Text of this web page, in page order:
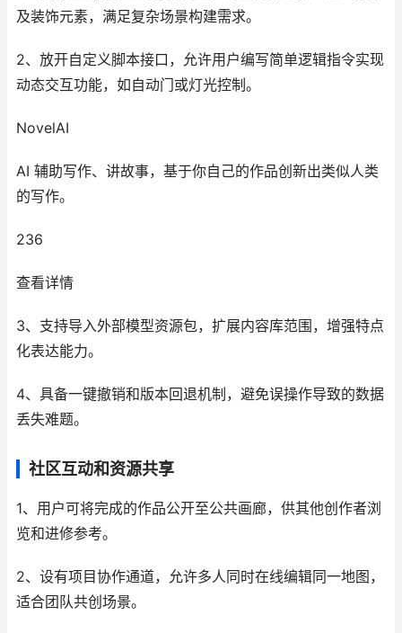
及装饰元素，满足复杂场景构建需求。
2、放开自定义脚本接口，允许用户编写简单逻辑指令实现
动态交互功能，如自动门或灯光控制。
NovelAI
AI 辅助写作、讲故事，基于你自己的作品创新出类似人类
的写作。
236
查看详情
3、支持导入外部模型资源包，扩展内容库范围，增强特点
化表达能力。
4、具备一键撤销和版本回退机制，避免误操作导致的数据
丢失难题。
社区互动和资源共享
1、用户可将完成的作品公开至公共画廊，供其他创作者浏
览和进修参考。
2、设有项目协作通道，允许多人同时在线编辑同一地图，
适合团队共创场景。